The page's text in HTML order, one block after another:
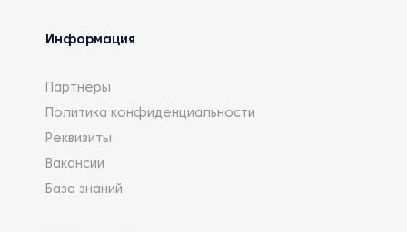
Информация
Партнеры
Политика конфиденциальности
Реквизиты
Вакансии
База знаний